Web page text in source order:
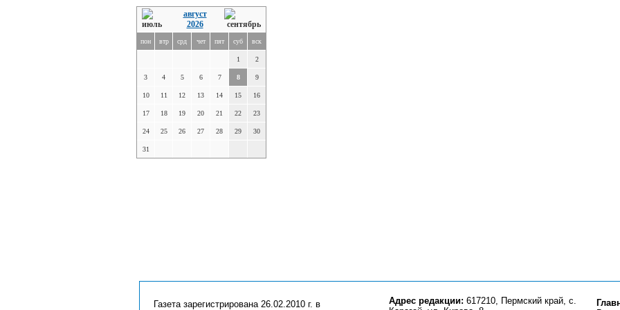
август
2026
пон втр срд чет пят суб вск
1 2
3 4 5 6 7 8 9
10 11 12 13 14 15 16
17 18 19 20 21 22 23
24 25 26 27 28 29 30
31
Газета зарегистрирована 26.02.2010 г. в
Адрес редакции: 617210, Пермский край, с.